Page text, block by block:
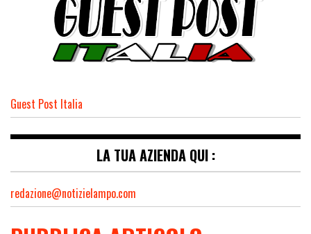
Guest Post Italia
LA TUA AZIENDA QUI :
redazione@notizielampo.com